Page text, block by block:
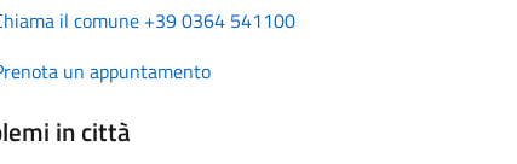
il comune +39 0364 541100
un appuntamento
in città